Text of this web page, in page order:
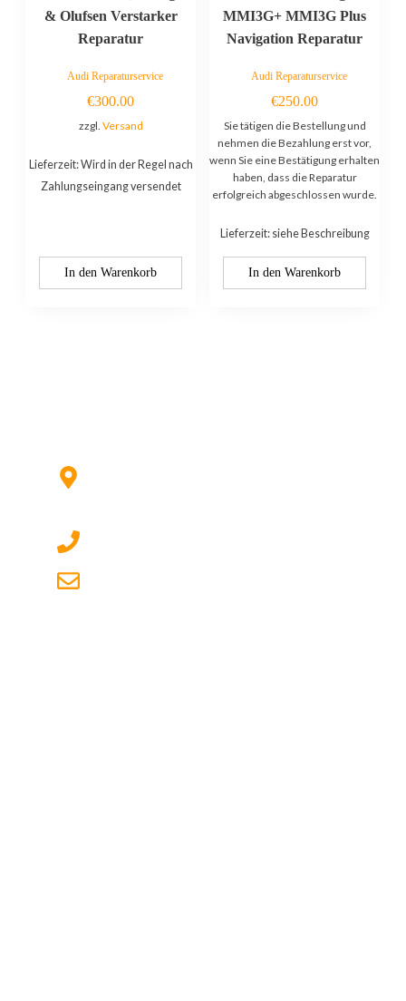
& Olufsen Verstarker
Reparatur
Audi Reparaturservice
€300.00
zzgl. Versand
Lieferzeit: Wird in der Regel nach
Zahlungseingang versendet
In den Warenkorb
MMI3G+ MMI3G Plus
Navigation Reparatur
Audi Reparaturservice
€250.00
Sie tätigen die Bestellung und
nehmen die Bezahlung erst vor,
wenn Sie eine Bestätigung erhalten
haben, dass die Reparatur
erfolgreich abgeschlossen wurde.
Lieferzeit: siehe Beschreibung
In den Warenkorb